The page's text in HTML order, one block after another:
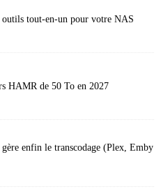
outils tout-en-un pour votre NAS
HAMR de 50 To en 2027
enfin le transcodage (Plex, Emby